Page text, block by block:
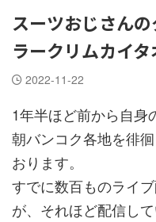
スーツおじさん
ラークリムカイ
2022-11-22
1年半ほど前から自身
朝バンコク各地を徘
おります。
すでに数百ものライ
が、それほど配信し